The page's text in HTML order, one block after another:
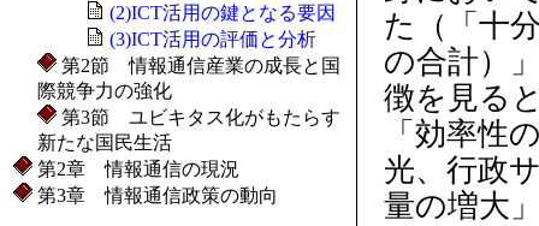
(2)ICT活用の鍵となる要因
(3)ICT活用の評価と分析
第2節 情報通信産業の成長と国
際競争力の強化
第3節 ユビキタス化がもたらす
新たな国民生活
第2章 情報通信の現況
第3章 情報通信政策の動向
た（「十
の合計）
徴を見る
「効率性
光、行政
量の増大